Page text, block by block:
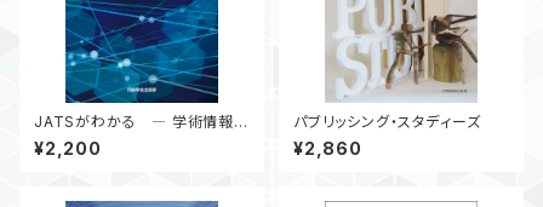
JATSがわかる ― 学術情報X
ML作成の実際 ―
¥2,200
パブリッシング・スタディーズ
¥2,860